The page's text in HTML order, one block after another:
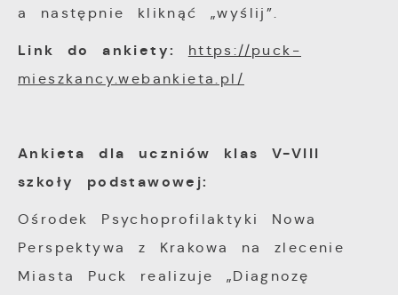
a następnie kliknąć „wyślij”.
Link do ankiety:
https://puck-
mieszkancy.webankieta.pl/
Ankieta dla uczniów klas V-VIII
szkoły podstawowej:
Ośrodek Psychoprofilaktyki Nowa
Perspektywa z Krakowa na zlecenie
Miasta Puck realizuje „Diagnozę